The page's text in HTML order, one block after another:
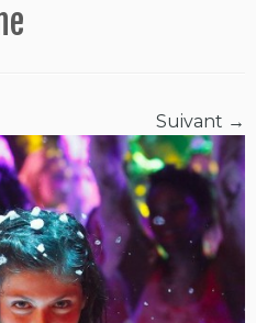
Suivant →